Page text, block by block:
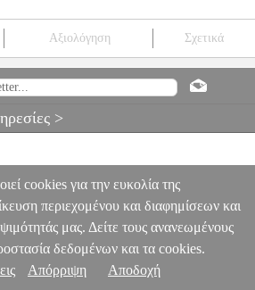
Αξιολόγηση Σχετικά
BROS
ΜΟΥΣΙΚΑ
OTHER
>
cookies για την ευκολία της
περιεχομένου και διαφημίσεων και
μας. Δείτε τους ανανεωμένους
δεδομένων και τα cookies.
Απόρριψη Αποδοχή